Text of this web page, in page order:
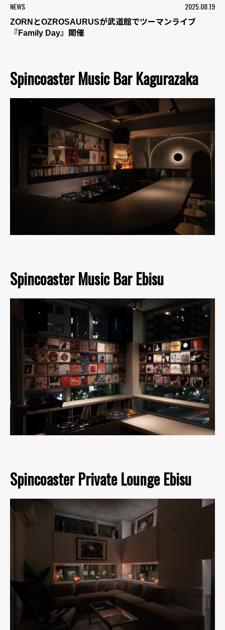
NEWS 2025.08.19
ZORNとOZROSAURUSが武道館でツーマンライブ
『Family Day』開催
Spincoaster Music Bar Kagurazaka
Spincoaster Music Bar Ebisu
Spincoaster Private Lounge Ebisu